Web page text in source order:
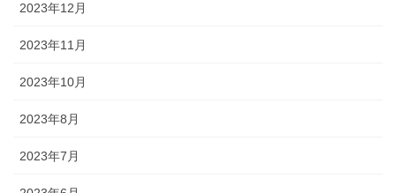
2023年12月
2023年11月
2023年10月
2023年8月
2023年7月